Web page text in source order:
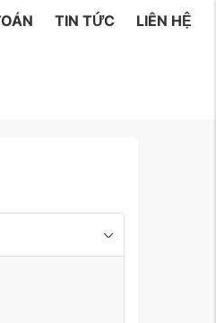
TIN TỨC LIÊN HỆ